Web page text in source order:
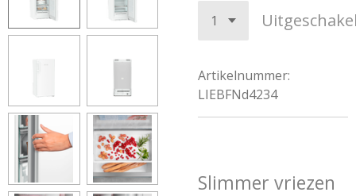
Artikelnummer:
LIEBFNd4234
Slimmer vriezen